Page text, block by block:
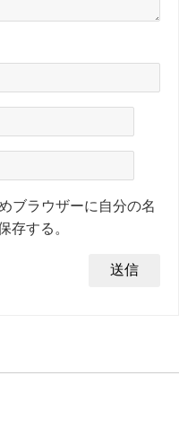
ブラウザーに自分の名
存する。